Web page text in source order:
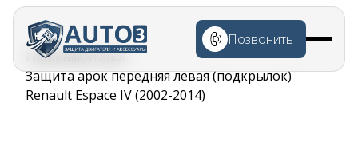
Перейти к
основному
содержанию
Позвонить
Строка
навигации
ГлавнаяКаталог
Защита арок передняя левая (подкрылок)
Renault Espace IV (2002-2014)